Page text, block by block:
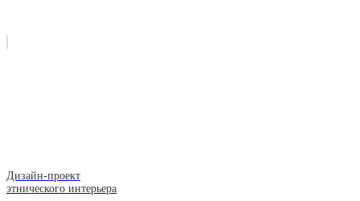
Дизайн-проект
этнического интерьера